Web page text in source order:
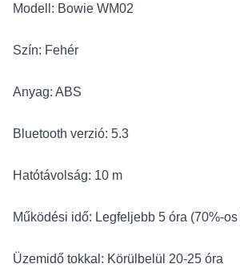
Modell: Bowie WM02
Szín: Fehér
Anyag: ABS
Bluetooth verzió: 5.3
Hatótávolság: 10 m
Működési idő: Legfeljebb 5 óra (70%-
Üzemidő tokkal: Körülbelül 20-25 óra